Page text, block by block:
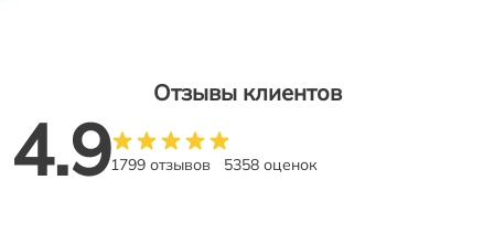
Отзывы клиентов
4.91799 отзывов 5358 оценок